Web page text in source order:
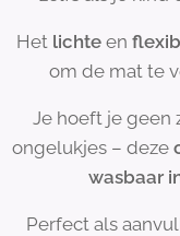
Het lichte en
om de mat te
Je hoeft je geen
ongelukjes – deze
wasbaar
Perfect als